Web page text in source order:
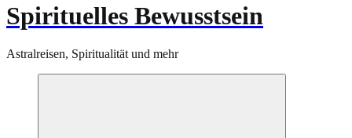
Spirituelles Bewusstsein
Astralreisen, Spiritualität und mehr